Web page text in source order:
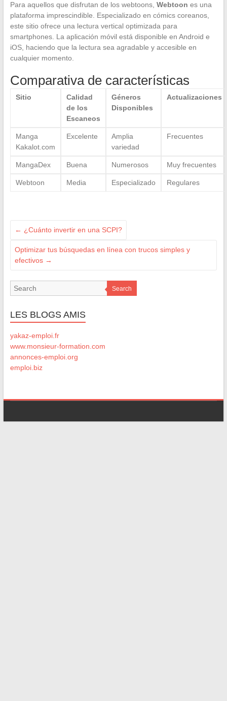
Para aquellos que disfrutan de los webtoons, Webtoon es una
plataforma imprescindible. Especializado en cómics coreanos,
este sitio ofrece una lectura vertical optimizada para
smartphones. La aplicación móvil está disponible en Android e
iOS, haciendo que la lectura sea agradable y accesible en
cualquier momento.
Comparativa de características
Sitio
Calidad
de los
Escaneos
Géneros
Disponibles
Actualizaciones
Manga
Kakalot.com
Excelente
Amplia
variedad
Frecuentes
MangaDex Buena Numerosos Muy frecuentes
Webtoon Media Especializado Regulares
← ¿Cuánto invertir en una SCPI?
Optimizar tus búsquedas en línea con trucos simples y
efectivos →
Search
LES BLOGS AMIS
yakaz-emploi.fr
www.monsieur-formation.com
annonces-emploi.org
emploi.biz